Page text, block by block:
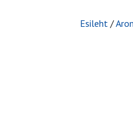
Esileht /